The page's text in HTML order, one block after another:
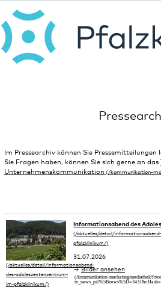
Im Pressearchiv können Sie
Sie Fragen haben, können Sie sich gerne an das
Unternehmenskommunikation
Informationsabend des
31.07.2026
Bilder ansehen